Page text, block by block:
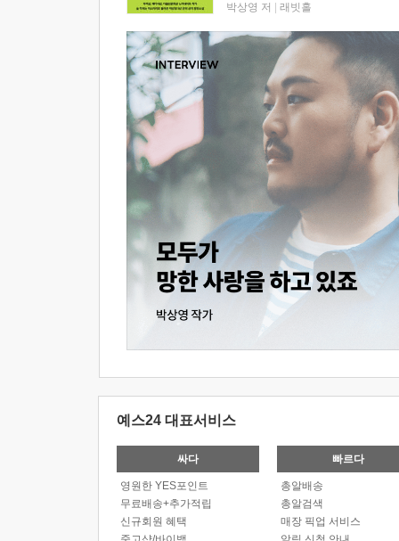
박상영 저 래빗홀
예스24 대표서비스
싸다
영원한 YES포인트
무료배송+추가적립
신규회원 혜택
빠르다
총알배송
총알검색
매장 픽업 서비스